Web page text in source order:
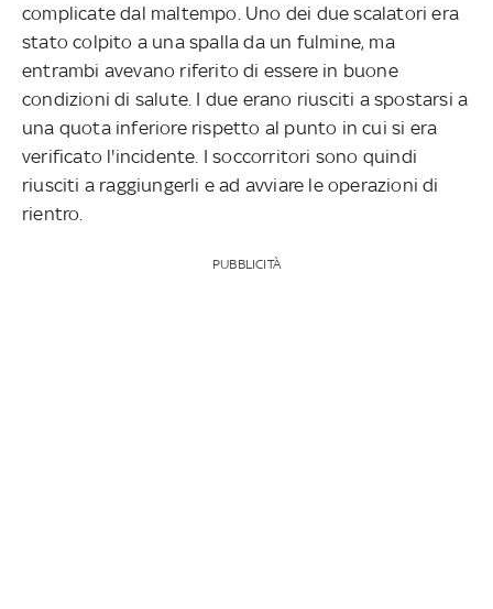
complicate dal maltempo. Uno dei due scalatori era
stato colpito a una spalla da un fulmine, ma
entrambi avevano riferito di essere in buone
condizioni di salute. I due erano riusciti a spostarsi a
una quota inferiore rispetto al punto in cui si era
verificato l'incidente. I soccorritori sono quindi
riusciti a raggiungerli e ad avviare le operazioni di
rientro.
PUBBLICITÀ